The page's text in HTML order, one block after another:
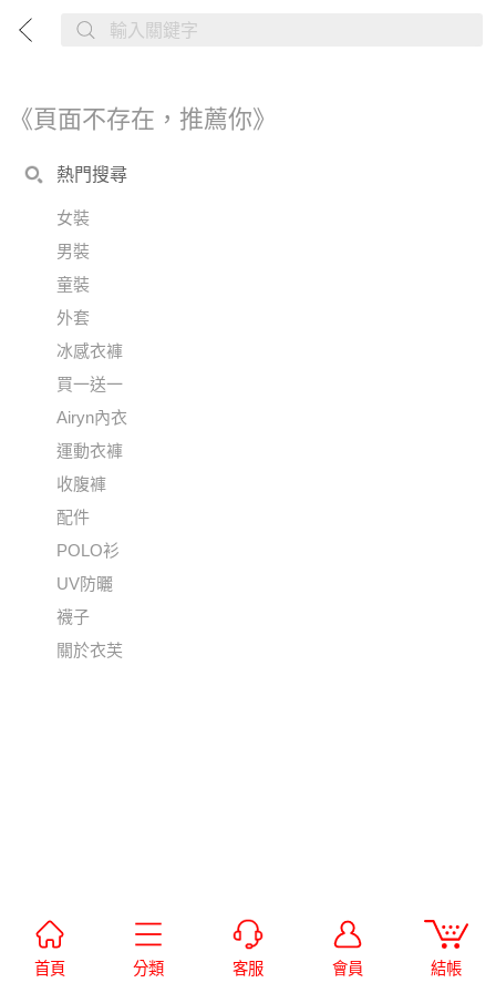
首頁 分類 客服 會員 結帳
《頁面不存在，推薦你》
熱門搜尋
女裝
男裝
童裝
外套
冰感衣褲
買一送一
Airyn內衣
運動衣褲
收腹褲
配件
POLO衫
UV防曬
襪子
關於衣芙